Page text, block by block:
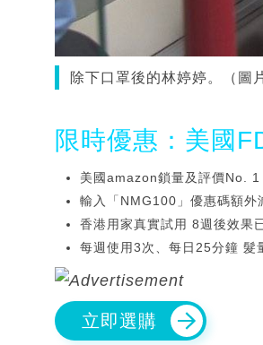
除下口罩後的林婷婷。（圖
限時優惠：美國
美國amazon鎖量及評價No. 1
輸入「NMG100」優惠碼額外
香港用家真實試用 8週後效果
每週使用3次、每日25分鐘 髮
立即選購